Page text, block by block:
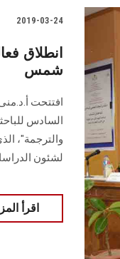
2019-03-24
انطلاق
شمس
افتتحت
السادس
والترجمة"،
لشئون
اقرأ